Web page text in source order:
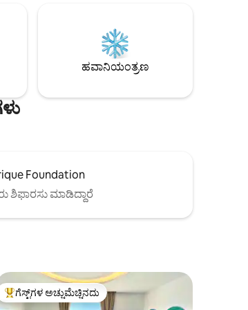
ವಿನ್ಯಾಸಗೊಳಿಸಿದ್ದಾರೆ. ವಯಸ್ಕರಿಗೆ ಮಾತ್ರ
ಹವಾನಿಯಂತ್ರಣ
Foundation
ಶಿಫಾರಸು ಮಾಡಿದ್ದಾರೆ
ಗೆಸ್ಟ್‌ಗಳಿಗೆ ಅತಿ ಹೆಚ್ಚು ಅಚ್ಚುಮೆಚ್ಚಿನದು
ಗೆಸ್ಟ್‌ಗಳ ಅಚ್ಚುಮೆಚ್ಚಿನದು